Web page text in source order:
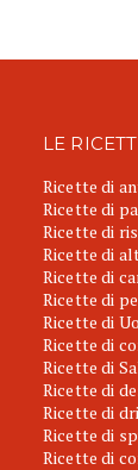
LE
Ricette di
Ricette di
Ricette di
Ricette di
Ricette di
Ricette di
Ricette di
Ricette di
Ricette di
Ricette di
Ricette di
Ricette di
Ricette di